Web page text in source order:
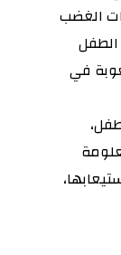
الغضب
الطفل
في